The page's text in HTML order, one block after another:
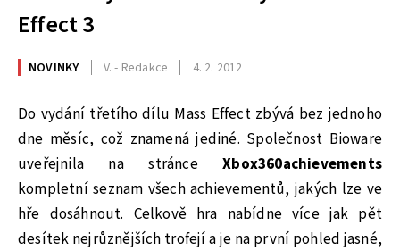
Effect 3
NOVINKY V. - Redakce 4. 2. 2012
Do vydání třetího dílu Mass Effect zbývá bez jednoho
dne měsíc, což znamená jediné. Společnost Bioware
uveřejnila na stránceXbox360achievements
kompletní seznam všech achievementů, jakých lze ve
hře dosáhnout. Celkově hra nabídne více jak pět
desítek nejrůznějších trofejí a je na první pohled jasné,